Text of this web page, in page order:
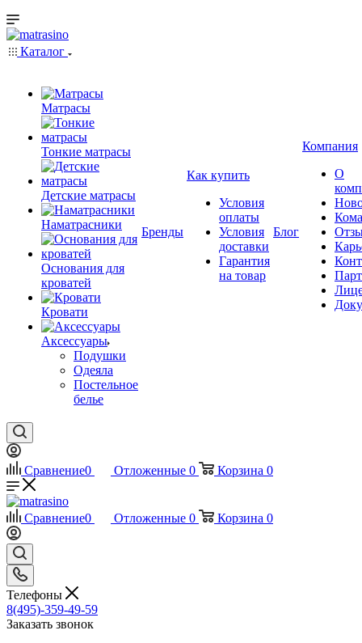
Каталог
Матрасы
Тонкие матрасы
Детские матрасы
Наматрасники
Основания для
кроватей
Кровати
Аксессуары
Подушки
Одеяла
Постельное
белье
Бренды
Как купить
Условия
оплаты
Условия
доставки
Гарантия
на товар
Блог
Компания
О
Сравнение0 Отложенные 0 Корзина 0
Сравнение0 Отложенные 0 Корзина 0
Телефоны
8(495)-359-49-59
Заказать звонок